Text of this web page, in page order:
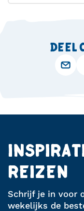
DEEL
REIZEN
Schrijf je in voor
wekelijks de